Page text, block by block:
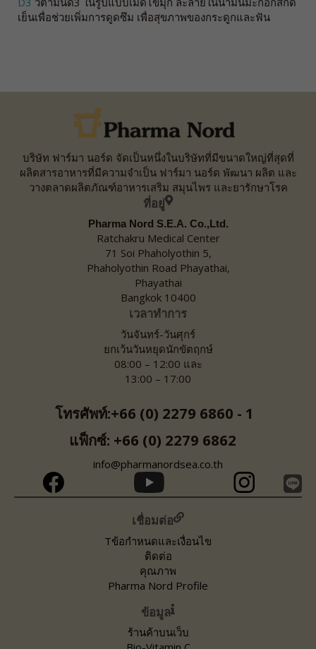
เย็นเพื่อช่วยเพิ่มการดูดซึม เพื่อสุขภาพของกระดูกและฟัน
บริษัท ฟาร์มา นอร์ด จัดเป็นหนึ่งในบริษัทที่มีขนาดใหญ่ที่สุดที่
ผลิตสารอาหารที่มีความจำเป็น ฟาร์มา นอร์ด พัฒนา ผลิต และ
วางตลาดผลิตภัณฑ์อาหารเสริม สมุนไพร และยารักษาโรค
ที่อยู่
Pharma Nord S.E.A. Co.,Ltd.
Ratchakru Medical Center
71 Soi Phaholyothin 5,
Phaholyothin Road Phayathai,
Phayathai
Bangkok 10400
เวลาทำการ
วันจันทร์-วันศุกร์
ยกเว้นวันหยุดนักขัตฤกษ์
08:00 – 12:00 และ
13:00 – 17:00
โทรศัพท์:+66 (0) 2279 6860 - 1
แฟ็กซ์: +66 (0) 2279 6862
info@pharmanordsea.co.th
เชื่อมต่อ
Tข้อกำหนดและเงื่อนไข
ติดต่อ
คุณภาพ
Pharma Nord Profile
ข้อมูล
ร้านค้าบนเว็บ